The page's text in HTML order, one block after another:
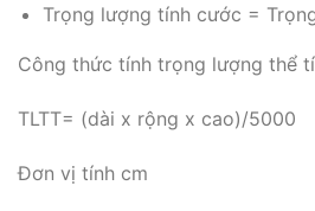
Trọng lượng tính cước =
Công thức tính trọng lượng thể
TLTT= (dài x rộng x cao)/5000
Đơn vị tính cm